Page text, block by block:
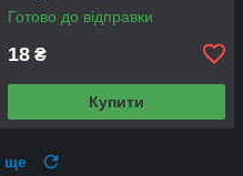
Готово до відправки
18 ₴
Купити
ще